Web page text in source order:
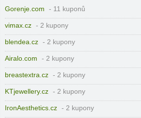
Gorenje.com - 11 kuponů
vimax.cz - 2 kupony
blendea.cz - 2 kupony
Airalo.com - 2 kupony
breastextra.cz - 2 kupony
KTjewellery.cz - 2 kupony
IronAesthetics.cz - 2 kupony